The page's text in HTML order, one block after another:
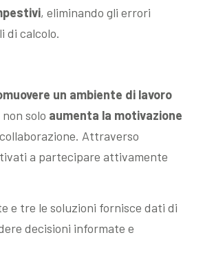
, eliminando gli errori
di calcolo.
un ambiente di lavoro
solo aumenta la motivazione
Attraverso
a partecipare attivamente
e tre le soluzioni fornisce dati di
decisioni informate e